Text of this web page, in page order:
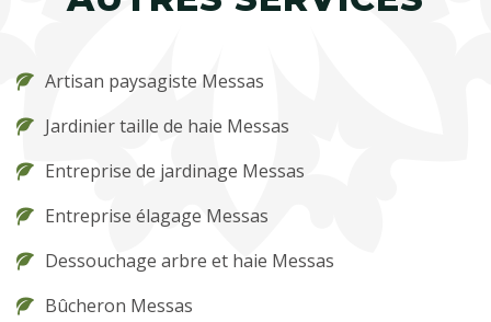
Artisan paysagiste Messas
Jardinier taille de haie Messas
Entreprise de jardinage Messas
Entreprise élagage Messas
Dessouchage arbre et haie Messas
Bûcheron Messas